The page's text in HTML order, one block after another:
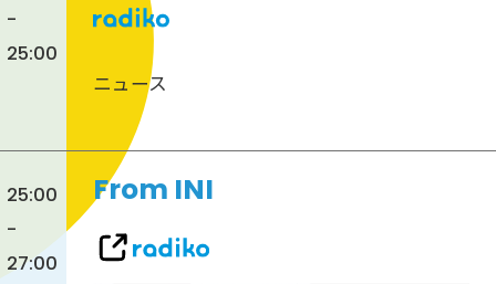
-
25:00
ニュース
25:00
-
27:00
From INI